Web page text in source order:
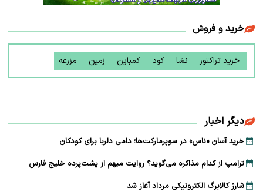
خرید و فروش
خرید تراکتور نشا کود کمباین زمین مزرعه
دیگر اخبار
خرید آسان «ناس» در سوپرمارکت‌ها؛ دامی دلربا برای کودکان
ترامپ از کدام مذاکره می‌گوید؟ روایت مبهم از پشت‌پرده خلیج فارس
شارژ کالابرگ الکترونیکی مرداد آغاز شد